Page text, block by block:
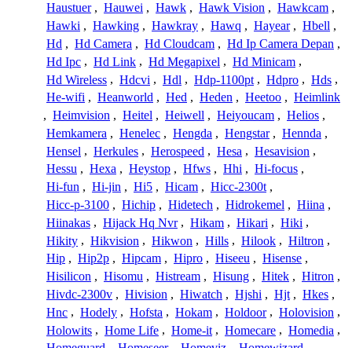
Haustuer , Hauwei , Hawk , Hawk Vision , Hawkcam ,
Hawki , Hawking , Hawkray , Hawq , Hayear , Hbell ,
Hd , Hd Camera , Hd Cloudcam , Hd Ip Camera Depan ,
Hd Ipc , Hd Link , Hd Megapixel , Hd Minicam ,
Hd Wireless , Hdcvi , Hdl , Hdp-1100pt , Hdpro , Hds ,
He-wifi , Heanworld , Hed , Heden , Heetoo , Heimlink
, Heimvision , Heitel , Heiwell , Heiyoucam , Helios ,
Hemkamera , Henelec , Hengda , Hengstar , Hennda ,
Hensel , Herkules , Herospeed , Hesa , Hesavision ,
Hessu , Hexa , Heystop , Hfws , Hhi , Hi-focus ,
Hi-fun , Hi-jin , Hi5 , Hicam , Hicc-2300t ,
Hicc-p-3100 , Hichip , Hidetech , Hidrokemel , Hiina ,
Hiinakas , Hijack Hq Nvr , Hikam , Hikari , Hiki ,
Hikity , Hikvision , Hikwon , Hills , Hilook , Hiltron ,
Hip , Hip2p , Hipcam , Hipro , Hiseeu , Hisense ,
Hisilicon , Hisomu , Histream , Hisung , Hitek , Hitron ,
Hivdc-2300v , Hivision , Hiwatch , Hjshi , Hjt , Hkes ,
Hnc , Hodely , Hofsta , Hokam , Holdoor , Holovision ,
Holowits , Home Life , Home-it , Homecare , Homedia ,